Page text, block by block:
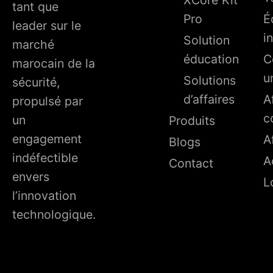
tant que
leader sur le
marché
marocain de la
sécurité,
propulsé par
un
engagement
indéfectible
envers
l’innovation
technologique.
Pro
Solution
éducation
Solutions
d’affaires
Produits
Blogs
Contact